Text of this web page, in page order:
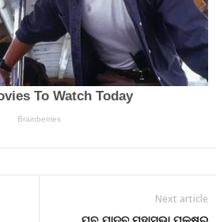
Next article